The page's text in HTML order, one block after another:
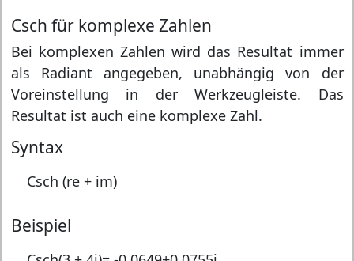
Csch für komplexe Zahlen
Bei komplexen Zahlen wird das Resultat immer
als Radiant angegeben, unabhängig von der
Voreinstellung in der Werkzeugleiste. Das
Resultat ist auch eine komplexe Zahl.
Syntax
Csch (re + im)
Beispiel